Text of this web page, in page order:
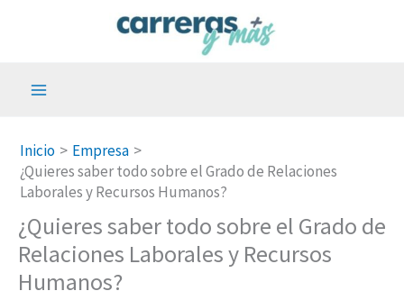
Inicio
Empresa
¿Quieres saber todo sobre el Grado de Relaciones
Laborales y Recursos Humanos?
¿Quieres saber todo sobre el Grado de
Relaciones Laborales y Recursos
Humanos?